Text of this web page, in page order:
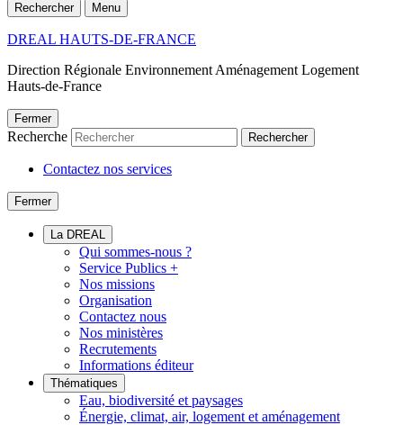
Rechercher Menu
DREAL HAUTS-DE-FRANCE
Direction Régionale Environnement Aménagement Logement
Hauts-de-France
Fermer
Recherche Rechercher
Contactez nos services
Fermer
La DREAL
Qui sommes-nous ?
Service Publics +
Nos missions
Organisation
Contactez nous
Nos ministères
Recrutements
Informations éditeur
Thématiques
Eau, biodiversité et paysages
Énergie, climat, air, logement et aménagement